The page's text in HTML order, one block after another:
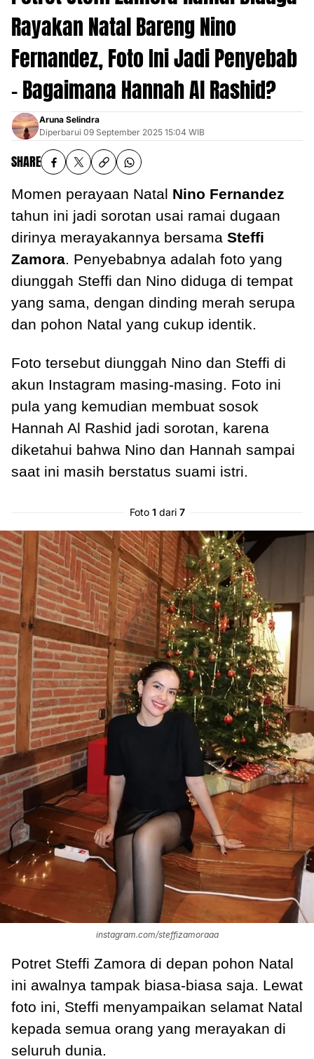
Rayakan Natal Bareng Nino
Fernandez, Foto Ini Jadi Penyebab
- Bagaimana Hannah Al Rashid?
Aruna Selindra
Diperbarui 09 September 2025 15:04 WIB
SHARE
Momen perayaan Natal Nino Fernandez
tahun ini jadi sorotan usai ramai dugaan
dirinya merayakannya bersama Steffi
Zamora. Penyebabnya adalah foto yang
diunggah Steffi dan Nino diduga di tempat
yang sama, dengan dinding merah serupa
dan pohon Natal yang cukup identik.
Foto tersebut diunggah Nino dan Steffi di
akun Instagram masing-masing. Foto ini
pula yang kemudian membuat sosok
Hannah Al Rashid jadi sorotan, karena
diketahui bahwa Nino dan Hannah sampai
saat ini masih berstatus suami istri.
Foto 1 dari 7
instagram.com/steffizamoraaa
Potret Steffi Zamora di depan pohon Natal
ini awalnya tampak biasa-biasa saja. Lewat
foto ini, Steffi menyampaikan selamat Natal
kepada semua orang yang merayakan di
seluruh dunia.